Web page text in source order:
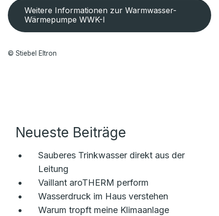
Weitere Informationen zur Warmwasser-
Wärmepumpe WWK-I
© Stiebel Eltron
Neueste Beiträge
Sauberes Trinkwasser direkt aus der
Leitung
Vaillant aroTHERM perform
Wasserdruck im Haus verstehen
Warum tropft meine Klimaanlage